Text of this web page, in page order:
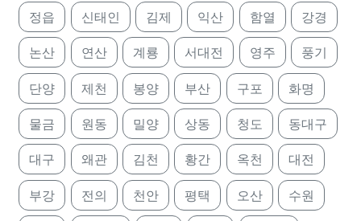
정읍 신태인 김제 익산 함열 강경
논산 연산 계룡 서대전 영주 풍기
단양 제천 봉양 부산 구포 화명
물금 원동 밀양 상동 청도 동대구
대구 왜관 김천 황간 옥천 대전
부강 전의 천안 평택 오산 수원